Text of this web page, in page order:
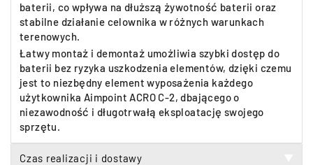
baterii, co wpływa na dłuższą żywotność baterii oraz
stabilne działanie celownika w różnych warunkach
terenowych.
Łatwy montaż i demontaż umożliwia szybki dostęp do
baterii bez ryzyka uszkodzenia elementów, dzięki czemu
jest to niezbędny element wyposażenia każdego
użytkownika Aimpoint ACRO C-2, dbającego o
niezawodność i długotrwałą eksploatację swojego
sprzętu.
Czas realizacji i dostawy